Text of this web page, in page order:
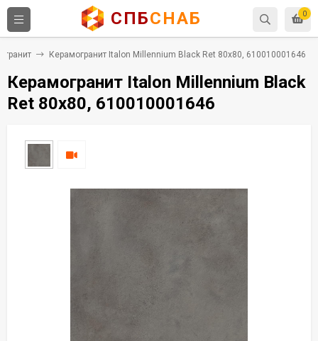
0
СПБСНАБ
Керамогранит Italon Millennium Black Ret 80x80, 610010001646
Керамогранит Italon Millennium Black
Ret 80x80, 610010001646